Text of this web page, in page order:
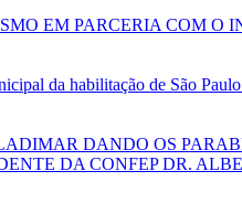
EM PARCERIA COM O
da habilitação de São
DANDO OS
DA CONFEP DR.